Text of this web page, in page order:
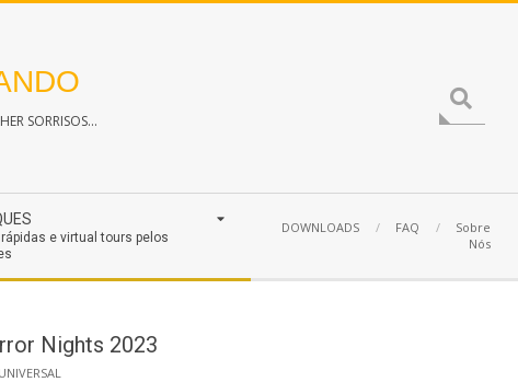
SORRISOS...
e virtual tours pelos
DOWNLOADS FAQ
Sobre
Nós
Nights 2023
UNIVERSAL